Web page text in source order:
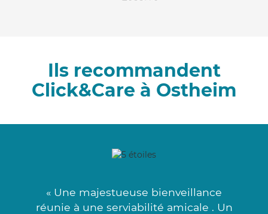
Ils recommandent
Click&Care à Ostheim
« Une majestueuse bienveillance
réunie à une serviabilité amicale . Un